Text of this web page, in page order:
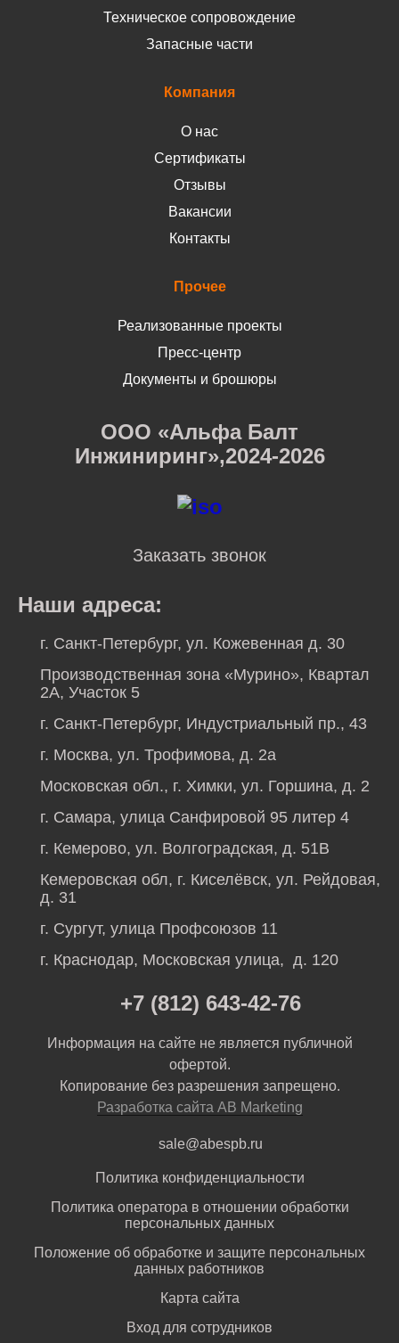
Техническое сопровождение
Запасные части
Компания
О нас
Сертификаты
Отзывы
Вакансии
Контакты
Прочее
Реализованные проекты
Пресс-центр
Документы и брошюры
ООО «Альфа Балт
Инжиниринг»,2024-2026
Заказать звонок
Наши адреса:
г. Санкт-Петербург, ул. Кожевенная д. 30
Производственная зона «Мурино», Квартал
2А, Участок 5
г. Санкт-Петербург, Индустриальный пр., 43
г. Москва, ул. Трофимова, д. 2а
Московская обл., г. Химки, ул. Горшина, д. 2
г. Самара, улица Санфировой 95 литер 4
г. Кемерово, ул. Волгоградская, д. 51В
Кемеровская обл, г. Киселёвск, ул. Рейдовая,
д. 31
г. Сургут, улица Профсоюзов 11
г. Краснодар, Московская улица, д. 120
+7 (812) 643-42-76
Информация на сайте не является публичной
офертой.
Копирование без разрешения запрещено.
Разработка сайта AB Marketing
sale@abespb.ru
Политика конфиденциальности
Политика оператора в отношении обработки
персональных данных
Положение об обработке и защите персональных
данных работников
Карта сайта
Вход для сотрудников